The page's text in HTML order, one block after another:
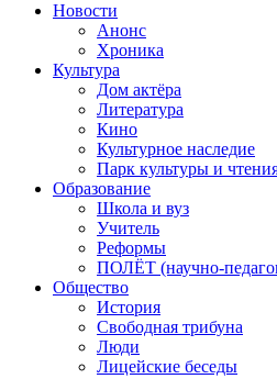
Новости
Анонс
Хроника
Культура
Дом актёра
Литература
Кино
Культурное наследие
Парк культуры и
Образование
Школа и вуз
Учитель
Реформы
ПОЛЁТ (научно-
Общество
История
Свободная трибуна
Люди
Лицейские беседы